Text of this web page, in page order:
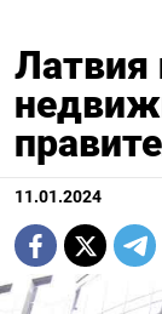
Латвия
11.01.2024